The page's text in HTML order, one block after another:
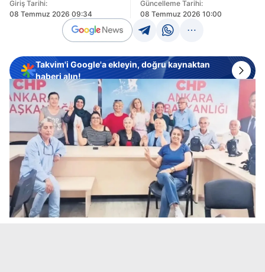
Giriş Tarihi:
08 Temmuz 2026 09:34
Güncelleme Tarihi:
08 Temmuz 2026 10:00
Takvim'i Google'a ekleyin, doğru kaynaktan
haberi alın!